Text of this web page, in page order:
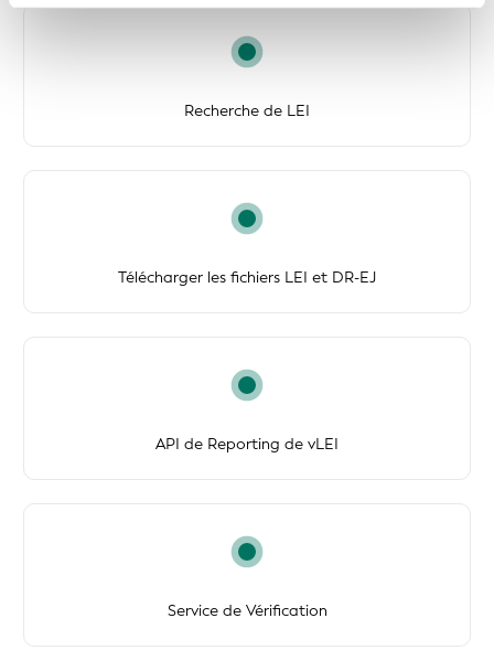
Recherche de LEI
Télécharger les fichiers LEI et DR-EJ
API de Reporting de vLEI
Service de Vérification